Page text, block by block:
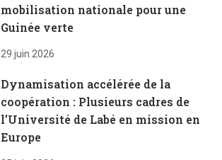
mobilisation nationale pour une
Guinée verte
29 juin 2026
Dynamisation accélérée de la
coopération : Plusieurs cadres de
l’Université de Labé en mission en
Europe